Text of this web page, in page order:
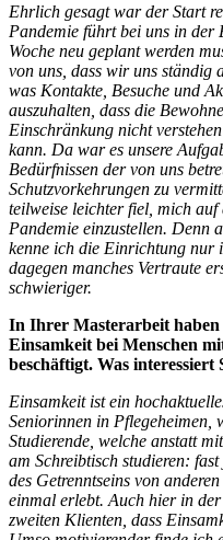
Ehrlich gesagt war der Start
Pandemie führt bei uns in der
Woche neu geplant werden
von uns, dass wir uns ständig
was Kontakte, Besuche und
auszuhalten, dass die
Einschränkung nicht
kann. Da war es unsere
Bedürfnissen der von uns
Schutzvorkehrungen zu
teilweise leichter fiel, mich auf
Pandemie einzustellen. Denn
kenne ich die Einrichtung nur
dagegen manches Vertraute
schwieriger.
In Ihrer Masterarbeit haben
Einsamkeit bei Menschen
beschäftigt. Was interessiert
Einsamkeit ist ein
Seniorinnen in Pflegeheimen,
Studierende, welche anstatt
am Schreibtisch studieren:
des Getrenntseins von
einmal erlebt. Auch hier in
zweiten Klienten, dass